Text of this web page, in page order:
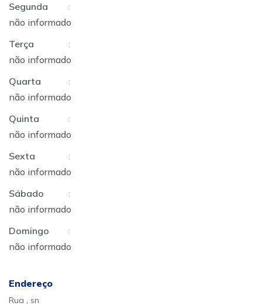
Segunda
:
não informado
Terça
:
não informado
Quarta
:
não informado
Quinta
:
não informado
Sexta
:
não informado
Sábado
:
não informado
Domingo
:
não informado
Endereço
Rua , sn